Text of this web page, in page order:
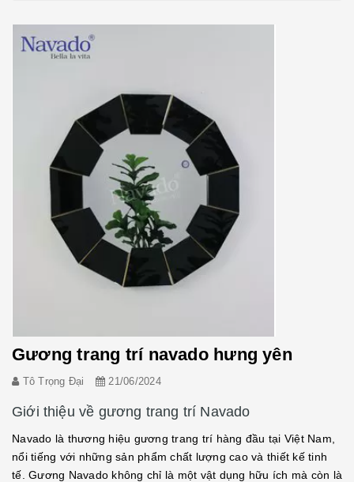
Gương trang trí navado hưng yên
Tô Trọng Đại 21/06/2024
Giới thiệu về gương trang trí Navado
Navado là thương hiệu gương trang trí hàng đầu tại Việt Nam,
nổi tiếng với những sản phẩm chất lượng cao và thiết kế tinh
tế. Gương Navado không chỉ là một vật dụng hữu ích mà còn là